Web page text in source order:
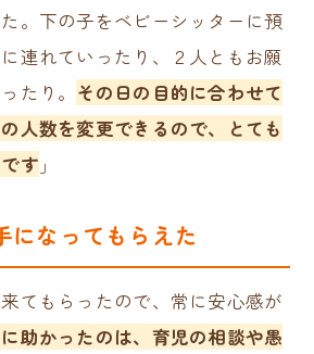
。下の子をベビーシッターに預
連れていったり、２人ともお願
たり。 その日の目的に合わせて
人数を変更できるので、とても
す 」
になってもらえた
来てもらったので、常に安心感が
に助かったのは、育児の相談や愚